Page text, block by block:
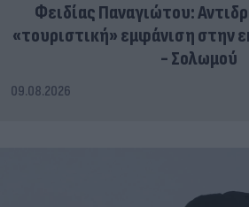
Φειδίας Παναγιώτου:
«τουριστική» εμφάνιση στην
- Σολωμού
09.08.2026